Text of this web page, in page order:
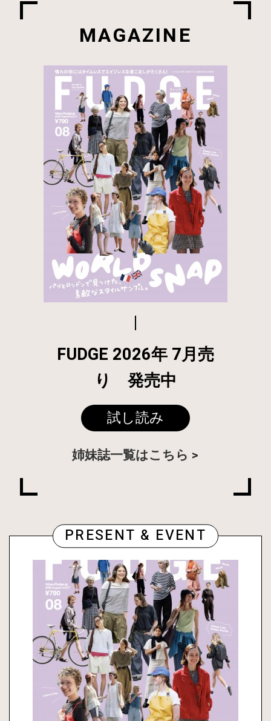
MAGAZINE
FUDGE 2026年 7月売
り 発売中
試し読み
姉妹誌一覧はこちら
PRESENT & EVENT